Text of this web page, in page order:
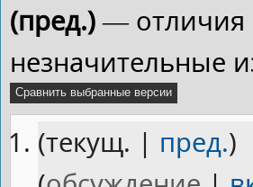
(пред.)— отличия
незначительные
(текущ. | пред.)